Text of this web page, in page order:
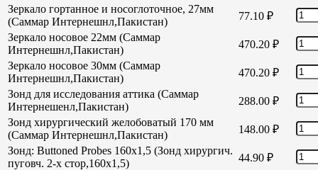
Зеркало гортанное и носоглоточное, 27мм
(Саммар Интернешнл,Пакистан)
77.10 ₽
Зеркало носовое 22мм (Саммар
Интернешнл,Пакистан)
470.20 ₽
Зеркало носовое 30мм (Саммар
Интернешнл,Пакистан)
470.20 ₽
Зонд для исследования аттика (Саммар
Интернешенл,Пакистан)
288.00 ₽
Зонд хирургический желобоватый 170 мм
(Саммар Интернешнл,Пакистан)
148.00 ₽
Зонд: Buttoned Probes 160х1,5 (Зонд хирургич.
пуговч. 2-х стор,160х1,5)
44.90 ₽